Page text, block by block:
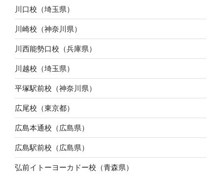
川口校（埼玉県）
川崎校（神奈川県）
川西能勢口校（兵庫県）
川越校（埼玉県）
平塚駅前校（神奈川県）
広尾校（東京都）
広島本通校（広島県）
広島駅前校（広島県）
弘前イトーヨーカドー校（青森県）